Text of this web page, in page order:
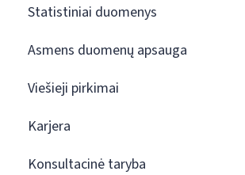
Statistiniai duomenys
Asmens duomenų apsauga
Viešieji pirkimai
Karjera
Konsultacinė taryba